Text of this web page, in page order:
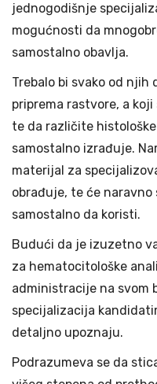
jednogodišnje
mogućnosti da
samostalno obavlja.
Trebalo bi svako od njih
priprema rastvore, a
te da različite
samostalno izrađuje.
materijal za
obrađuje, te će naravno
samostalno da koristi.
Budući da je izuzetno
za hematocitološke
administracije na svom
specijalizacija
detaljno upoznaju.
Podrazumeva se da